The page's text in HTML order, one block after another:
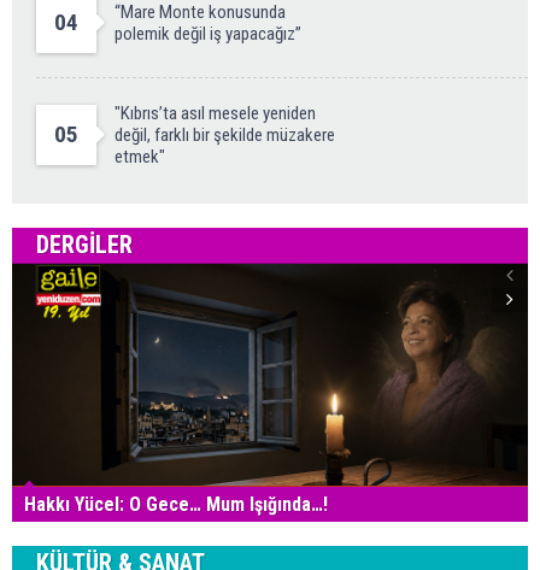
04
“Mare Monte konusunda
polemik değil iş yapacağız”
05
"Kıbrıs’ta asıl mesele yeniden
değil, farklı bir şekilde müzakere
etmek"
DERGILER
Hakkı Yücel: O Gece… Mum Işığında…!
KÜLTÜR & SANAT